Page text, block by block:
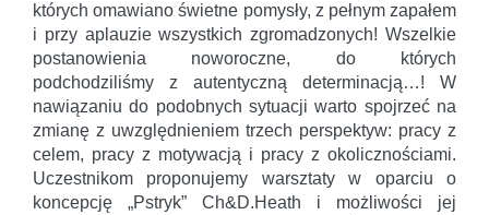
których omawiano świetne pomysły, z pełnym zapałem
i przy aplauzie wszystkich zgromadzonych! Wszelkie
postanowienia noworoczne, do których
podchodziliśmy z autentyczną determinacją…! W
nawiązaniu do podobnych sytuacji warto spojrzeć na
zmianę z uwzględnieniem trzech perspektyw: pracy z
celem, pracy z motywacją i pracy z okolicznościami.
Uczestnikom proponujemy warsztaty w oparciu o
koncepcję „Pstryk” Ch&D.Heath i możliwości jej